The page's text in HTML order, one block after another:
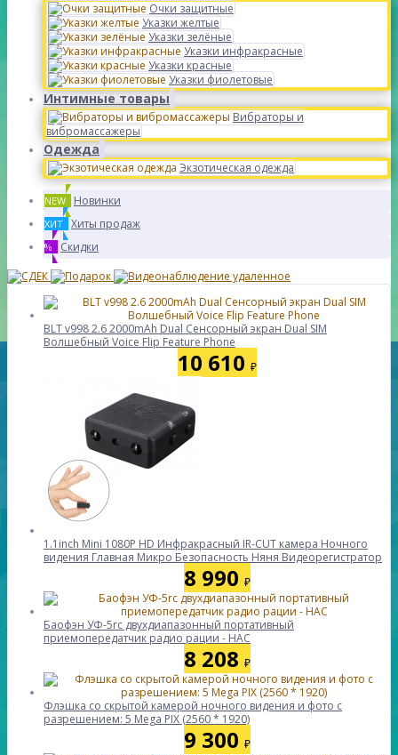
Очки защитные
Указки желтые
Указки зелёные
Указки инфракрасные
Указки красные
Указки фиолетовые
Интимные товары
Вибраторы и
вибромассажеры
Одежда
Экзотическая одежда
NEW Новинки
ХИТ Хиты продаж
% Скидки
BLT v998 2.6 2000mAh Dual Сенсорный экран Dual SIM
Волшебный Voice Flip Feature Phone
10 610 ₽
1.1inch Mini 1080P HD Инфракрасный IR-CUT камера Ночного
видения Главная Микро Безопасность Няня Видеорегистратор
8 990 ₽
Баофэн УФ-5rc двухдиапазонный портативный
приемопередатчик радио рации - НАС
8 208 ₽
Флэшка со скрытой камерой ночного видения и фото с
разрешением: 5 Mega PIX (2560 * 1920)
9 300 ₽